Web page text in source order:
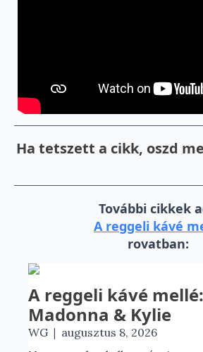
Ha tetszett a cikk, oszd
További cikkek
A reggeli kávé
rovatban:
A reggeli kávé mellé:
Madonna & Kylie
WG | augusztus 8, 2026